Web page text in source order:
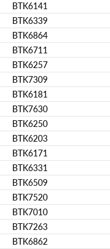
BTK6141
BTK6339
BTK6864
BTK6711
BTK6257
BTK7309
BTK6181
BTK7630
BTK6250
BTK6203
BTK6171
BTK6331
BTK6509
BTK7520
BTK7010
BTK7263
BTK6862